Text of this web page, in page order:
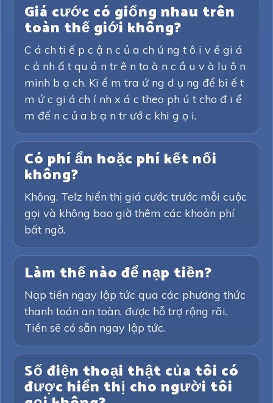
Giá cước có giống nhau trên
toàn thế giới không?
C á ch ti ế p c ậ n c ủ a ch ú ng t ô i v ề gi á
c ả nh ấ t qu á n tr ê n to à n c ầ u v à lu ô n
minh b ạ ch. Ki ể m tra ứ ng d ụ ng để bi ế t
m ứ c gi á ch í nh x á c theo ph ú t cho đ i ể
m đế n c ủ a b ạ n tr ướ c khi g ọ i.
Có phí ẩn hoặc phí kết nối
không?
Không. Telz hiển thị giá cước trước mỗi cuộc
gọi và không bao giờ thêm các khoản phí
bất ngờ.
Làm thế nào để nạp tiền?
Nạp tiền ngay lập tức qua các phương thức
thanh toán an toàn, được hỗ trợ rộng rãi.
Tiền sẽ có sẵn ngay lập tức.
Số điện thoại thật của tôi có
được hiển thị cho người tôi